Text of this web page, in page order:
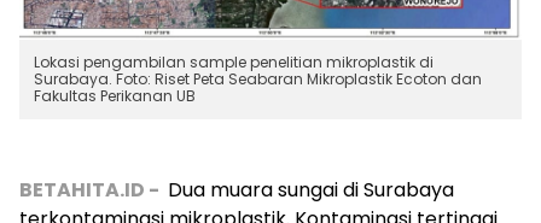
Lokasi pengambilan sample penelitian mikroplastik di
Surabaya. Foto: Riset Peta Seabaran Mikroplastik Ecoton dan
Fakultas Perikanan UB
BETAHITA.ID - Dua muara sungai di Surabaya